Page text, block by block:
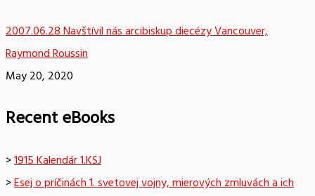
2007.06.28 Navštívil nás arcibiskup diecézy Vancouver,
Raymond Roussin
May 20, 2020
Recent eBooks
>1915 Kalendár 1.KSJ
>Esej o príčinách 1. svetovej vojny, mierových zmluvách a ich